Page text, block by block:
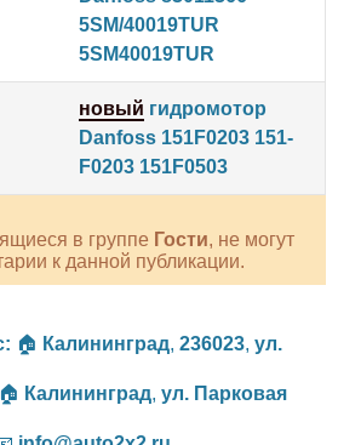
5SM/40019TUR
5SM40019TUR
новый гидромотор
Danfoss 151F0203 151-
F0203 151F0503
в группе Гости, не могут
к данной публикации.
🏠 Калининград, 236023, ул.
🏠 Калининград, ул. Парковая